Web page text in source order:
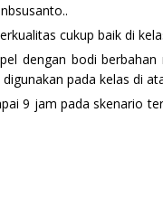
cukup baik di
dengan bodi
pada kelas di
9 jam pada skenario